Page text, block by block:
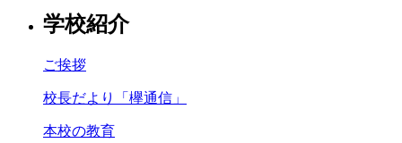
学校紹介
ご挨拶
校長だより「欅通信」
本校の教育